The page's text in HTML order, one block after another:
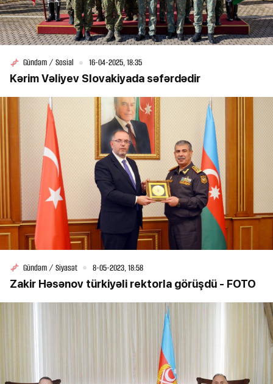
Gündəm / Sosial 16-04-2025, 18:35
Kərim Vəliyev Slovakiyada səfərdədir
Gündəm / Siyasət 8-05-2023, 18:58
Zakir Həsənov türkiyəli rektorla görüşdü - FOTO